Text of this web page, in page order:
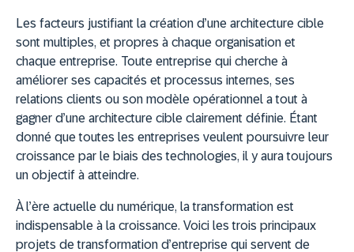
Les facteurs justifiant la création d’une architecture cible
sont multiples, et propres à chaque organisation et
chaque entreprise. Toute entreprise qui cherche à
améliorer ses capacités et processus internes, ses
relations clients ou son modèle opérationnel a tout à
gagner d’une architecture cible clairement définie. Étant
donné que toutes les entreprises veulent poursuivre leur
croissance par le biais des technologies, il y aura toujours
un objectif à atteindre.
À l’ère actuelle du numérique, la transformation est
indispensable à la croissance. Voici les trois principaux
projets de transformation d’entreprise qui servent de